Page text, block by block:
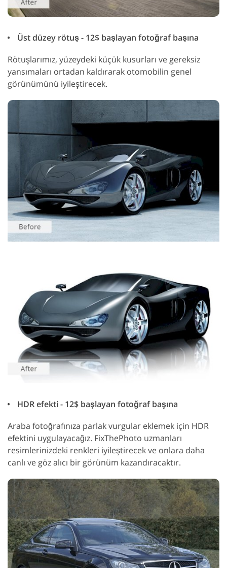
Üst düzey rötuş - 12$ başlayan fotoğraf başına
Rötuşlarımız, yüzeydeki küçük kusurları ve gereksiz
yansımaları ortadan kaldırarak otomobilin genel
görünümünü iyileştirecek.
HDR efekti - 12$ başlayan fotoğraf başına
Araba fotoğrafınıza parlak vurgular eklemek için HDR
efektini uygulayacağız. FixThePhoto uzmanları
resimlerinizdeki renkleri iyileştirecek ve onlara daha
canlı ve göz alıcı bir görünüm kazandıracaktır.